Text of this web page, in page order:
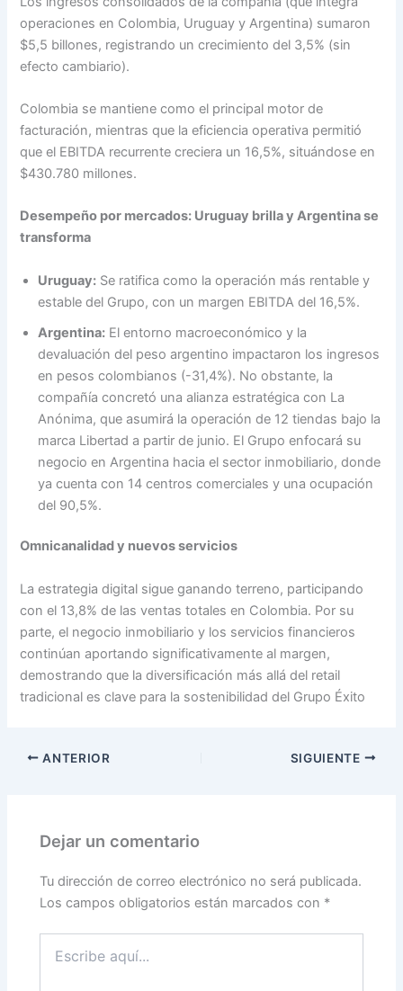
operaciones en Colombia, Uruguay y Argentina) sumaron
$5,5 billones, registrando un crecimiento del 3,5% (sin
efecto cambiario).
Colombia se mantiene como el principal motor de
facturación, mientras que la eficiencia operativa permitió
que el EBITDA recurrente creciera un 16,5%, situándose en
$430.780 millones.
Desempeño por mercados: Uruguay brilla y Argentina se
transforma
Uruguay: Se ratifica como la operación más rentable y
estable del Grupo, con un margen EBITDA del 16,5%.
Argentina: El entorno macroeconómico y la
devaluación del peso argentino impactaron los ingresos
en pesos colombianos (-31,4%). No obstante, la
compañía concretó una alianza estratégica con La
Anónima, que asumirá la operación de 12 tiendas bajo la
marca Libertad a partir de junio. El Grupo enfocará su
negocio en Argentina hacia el sector inmobiliario, donde
ya cuenta con 14 centros comerciales y una ocupación
del 90,5%.
Omnicanalidad y nuevos servicios
La estrategia digital sigue ganando terreno, participando
con el 13,8% de las ventas totales en Colombia. Por su
parte, el negocio inmobiliario y los servicios financieros
continúan aportando significativamente al margen,
demostrando que la diversificación más allá del retail
tradicional es clave para la sostenibilidad del Grupo Éxito
ANTERIOR SIGUIENTE
Dejar un comentario
Tu dirección de correo electrónico no será publicada.
Los campos obligatorios están marcados con *
aquí...